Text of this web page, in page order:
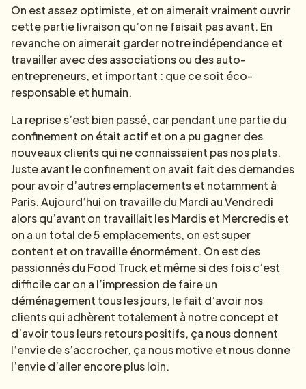
On est assez optimiste, et on aimerait vraiment ouvrir
cette partie livraison qu’on ne faisait pas avant. En
revanche on aimerait garder notre indépendance et
travailler avec des associations ou des auto-
entrepreneurs, et important : que ce soit éco-
responsable et humain.
La reprise s’est bien passé, car pendant une partie du
confinement on était actif et on a pu gagner des
nouveaux clients qui ne connaissaient pas nos plats.
Juste avant le confinement on avait fait des demandes
pour avoir d’autres emplacements et notamment à
Paris. Aujourd’hui on travaille du Mardi au Vendredi
alors qu’avant on travaillait les Mardis et Mercredis et
on a un total de 5 emplacements, on est super
content et on travaille énormément. On est des
passionnés du Food Truck et même si des fois c’est
difficile car on a l’impression de faire un
déménagement tous les jours, le fait d’avoir nos
clients qui adhèrent totalement à notre concept et
d’avoir tous leurs retours positifs, ça nous donnent
l’envie de s’accrocher, ça nous motive et nous donne
l’envie d’aller encore plus loin.